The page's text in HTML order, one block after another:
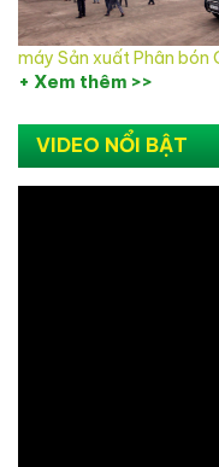
máy Sản xuất Phân bón
+ Xem thêm >>
VIDEO NỔI BẬT